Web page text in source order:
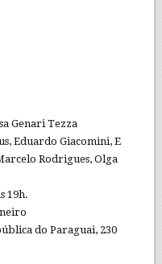
Genari Tezza
Eduardo Giacomini, E
Rodrigues, Olga
19h.
do Paraguai, 230